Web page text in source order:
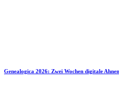
Genealogica 2026: Zwei Wochen digitale